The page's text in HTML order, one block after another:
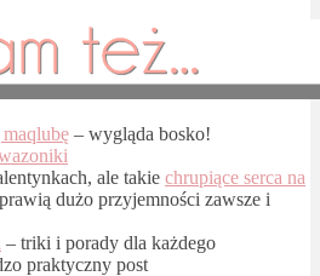
– wygląda bosko!
ale takie chrupiące serca na
dużo przyjemności zawsze i
– triki i porady dla każdego
praktyczny post